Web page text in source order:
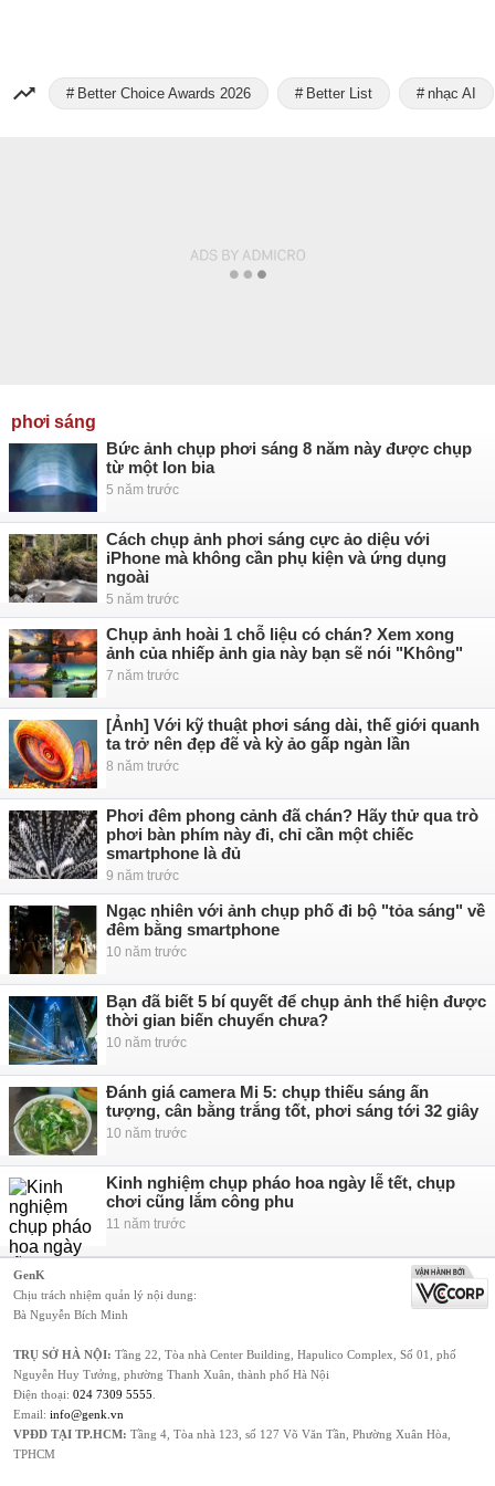
Better Choice Awards 2026 Better List nhạc AI
phơi sáng
Bức ảnh chụp phơi sáng 8 năm này được chụp
từ một lon bia
5 năm trước
Cách chụp ảnh phơi sáng cực ảo diệu với
iPhone mà không cần phụ kiện và ứng dụng
ngoài
5 năm trước
Chụp ảnh hoài 1 chỗ liệu có chán? Xem xong
ảnh của nhiếp ảnh gia này bạn sẽ nói "Không"
7 năm trước
[Ảnh] Với kỹ thuật phơi sáng dài, thế giới quanh
ta trở nên đẹp đẽ và kỳ ảo gấp ngàn lần
8 năm trước
Phơi đêm phong cảnh đã chán? Hãy thử qua trò
phơi bàn phím này đi, chỉ cần một chiếc
smartphone là đủ
9 năm trước
Ngạc nhiên với ảnh chụp phố đi bộ "tỏa sáng" về
đêm bằng smartphone
10 năm trước
Bạn đã biết 5 bí quyết để chụp ảnh thể hiện được
thời gian biến chuyển chưa?
10 năm trước
Đánh giá camera Mi 5: chụp thiếu sáng ấn
tượng, cân bằng trắng tốt, phơi sáng tới 32 giây
10 năm trước
Kinh nghiệm chụp pháo hoa ngày lễ tết, chụp
chơi cũng lắm công phu
11 năm trước
GenK
Chịu trách nhiệm quản lý nội dung:
Bà Nguyễn Bích Minh
TRỤ SỞ HÀ NỘI: Tầng 22, Tòa nhà Center Building, Hapulico Complex, Số 01, phố
Nguyễn Huy Tưởng, phường Thanh Xuân, thành phố Hà Nội
Điện thoại: 024 7309 5555
Email: info@genk.vn
VPĐD TẠI TP.HCM: Tầng 4, Tòa nhà 123, số 127 Võ Văn Tần, Phường Xuân Hòa,
TPHCM